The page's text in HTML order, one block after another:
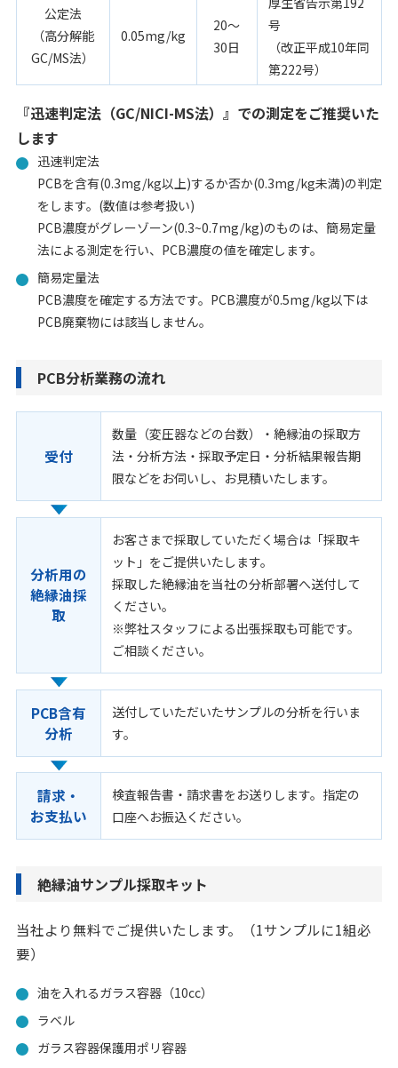
公定法
（高分解能
GC/MS法）
0.05mg/kg
20～
30日
号
（改正平成10年同
第222号）
『迅速判定法（GC/NICI-MS法）』での測定をご推奨いた
します
迅速判定法
PCBを含有(0.3mg/kg以上)するか否か(0.3mg/kg未満)の判定
をします。(数値は参考扱い)
PCB濃度がグレーゾーン(0.3~0.7mg/kg)のものは、簡易定量
法による測定を行い、PCB濃度の値を確定します。
簡易定量法
PCB濃度を確定する方法です。PCB濃度が0.5mg/kg以下は
PCB廃棄物には該当しません。
PCB分析業務の流れ
受付
数量（変圧器などの台数）・絶縁油の採取方
法・分析方法・採取予定日・分析結果報告期
限などをお伺いし、お見積いたします。
分析用の
絶縁油採
取
お客さまで採取していただく場合は「採取キ
ット」をご提供いたします。
採取した絶縁油を当社の分析部署へ送付して
ください。
※弊社スタッフによる出張採取も可能です。
ご相談ください。
PCB含有
分析
送付していただいたサンプルの分析を行いま
す。
請求・
お支払い
検査報告書・請求書をお送りします。指定の
口座へお振込ください。
絶縁油サンプル採取キット
当社より無料でご提供いたします。（1サンプルに1組必
要）
油を入れるガラス容器（10cc）
ラベル
ガラス容器保護用ポリ容器